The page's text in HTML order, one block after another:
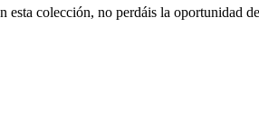
colección, no perdáis la oportunidad